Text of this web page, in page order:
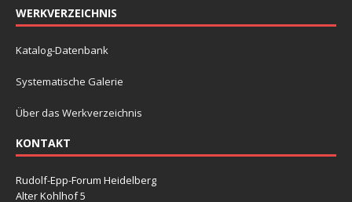
WERKVERZEICHNIS
Katalog-Datenbank
Systematische Galerie
Über das Werkverzeichnis
KONTAKT
Rudolf-Epp-Forum Heidelberg
Alter Kohlhof 5